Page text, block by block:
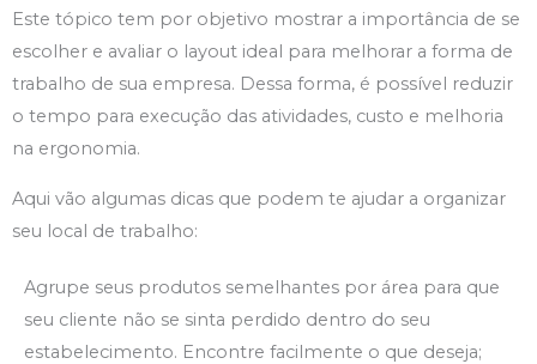
Este tópico tem por objetivo mostrar a importância de se
escolher e avaliar o layout ideal para melhorar a forma de
trabalho de sua empresa. Dessa forma, é possível reduzir
o tempo para execução das atividades, custo e melhoria
na ergonomia.
Aqui vão algumas dicas que podem te ajudar a organizar
seu local de trabalho:
Agrupe seus produtos semelhantes por área para que
seu cliente não se sinta perdido dentro do seu
estabelecimento. Encontre facilmente o que deseja;